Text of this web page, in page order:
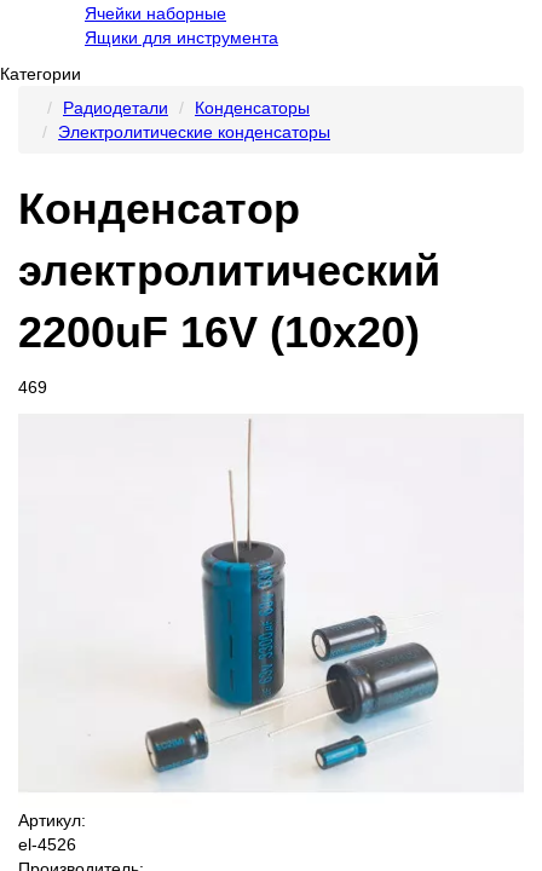
Ячейки наборные
Ящики для инструмента
Категории
Радиодетали
Конденсаторы
Электролитические конденсаторы
Конденсатор
электролитический
2200uF 16V (10x20)
469
Артикул:
el-4526